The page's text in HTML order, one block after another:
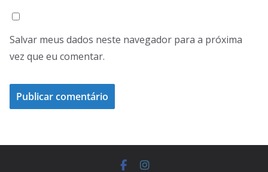
Salvar meus dados neste navegador para a próxima
vez que eu comentar.